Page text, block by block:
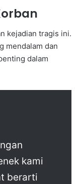
kejadian tragis ini.
mendalam dan
dalam
kami
berarti